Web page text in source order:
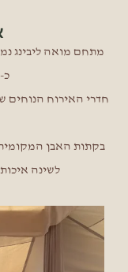
מתחם מואה ליבינג
כ-60 דונם, מרוחקת מכל.
חדרי האירוח
בקתות האבן
לשינה